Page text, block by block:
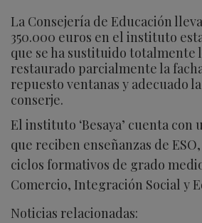
La Consejería de Educación
350.000 euros en el instituto
que se ha sustituido totalmente
restaurado parcialmente la
repuesto ventanas y adecuado
conserje.
El instituto ‘Besaya’ cuenta con
que reciben enseñanzas de
ciclos formativos de grado
Comercio, Integración Social y
Noticias relacionadas: